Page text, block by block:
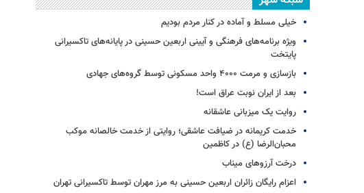
خیلی مسلط و آماده در کنار مردم بودیم
ویژه برنامه‌های فرهنگی و آیینی اربعین حسینی در پایانه‌های تاکسیرانی
پایتخت
بازسازی و مرمت ۴۰۰۰ واحد مسکونی توسط گروه‌های جهادی
بعد از ایران نوبت عراق است!
روایت یک میزبانی عاشقانه
خدمت کریمانه در ضیافت عاشقی؛ روایتی از خدمت خالصانه موکب
محبان‌الرضا (ع) در کاظمین
درخت آرزوهای میناب
اعزام رایگان زائران اربعین حسینی به مرز مهران توسط تاکسیرانی تهران